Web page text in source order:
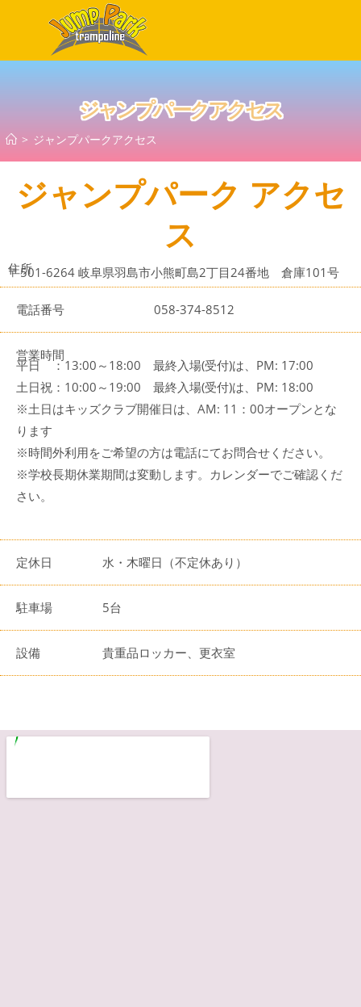
ジャンプパークアクセス
> ジャンプパークアクセス
ジャンプパーク アクセ
ス
住所
〒501-6264 岐阜県羽島市小熊町島2丁目24番地 倉庫101号
電話番号 058-374-8512
営業時間
平日 ：13:00～18:00 最終入場(受付)は、PM: 17:00
土日祝：10:00～19:00 最終入場(受付)は、PM: 18:00
※土日はキッズクラブ開催日は、AM: 11：00オープンとな
ります
※時間外利用をご希望の方は電話にてお問合せください。
※学校長期休業期間は変動します。カレンダーでご確認くだ
さい。
定休日 水・木曜日（不定休あり）
駐車場 5台
設備 貴重品ロッカー、更衣室